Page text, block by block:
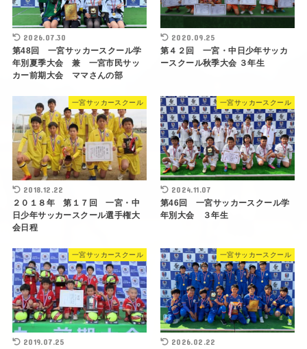
2026.07.30
第48回 一宮サッカースクール学
年別夏季大会 兼 一宮市民サッ
カー前期大会 ママさんの部
2020.09.25
第４２回 一宮・中日少年サッカ
ースクール秋季大会 ３年生
一宮サッカースクール
2018.12.22
２０１８年 第１７回 一宮・中
日少年サッカースクール選手権大
会日程
一宮サッカースクール
2024.11.07
第46回 一宮サッカースクール学
年別大会 ３年生
一宮サッカースクール
2019.07.25
一宮サッカースクール
2026.02.22